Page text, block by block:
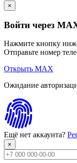
×
Войти через
Нажмите кнопку
Отправьте номер
Открыть MAX
Ожидание
Ещё нет аккаунта?
×